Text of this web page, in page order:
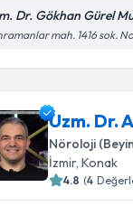
Dr. Gökhan Gürel
mah. 1416 sok.
Uzm. Dr.
Nöroloji
İzmir, Konak
4.8 (4